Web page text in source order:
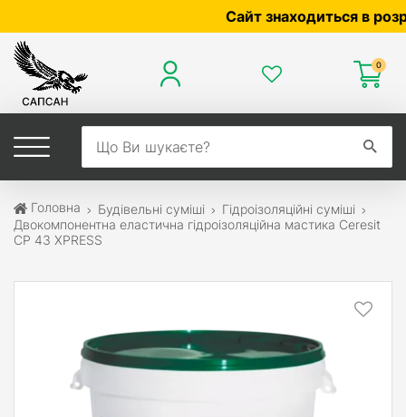
Сайт знаходиться в
0
Головна Будівельні суміші
Гідроізоляційні суміші
Двокомпонентна еластична гідроізоляційна мастика Ceresit
CP 43 XPRESS